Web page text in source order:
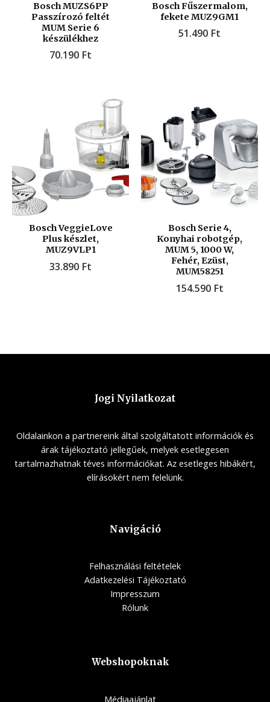
Bosch MUZS6PP
Passzírozó feltét
MUM Serie 6
készülékhez
70.190 Ft
Bosch Fűszermalom,
fekete MUZ9GM1
51.490 Ft
Bosch VeggieLove
Plus készlet,
MUZ9VLP1
33.890 Ft
Bosch Serie 4,
Konyhai robotgép,
MUM 5, 1000 W,
Fehér, Ezüst,
MUM58251
154.590 Ft
Jogi Nyilatkozat
Oldalainkon a partnereink által szolgáltatott információk és
árak tájékoztató jellegűek, melyek esetlegesen
tartalmazhatnak téves információkat. Az esetleges hibákért,
elírásokért nem felelünk.
Navigáció
Felhasználási feltételek
Adatkezelési Tájékoztató
Impresszum
Rólunk
Webshopoknak
Médiaajánlat